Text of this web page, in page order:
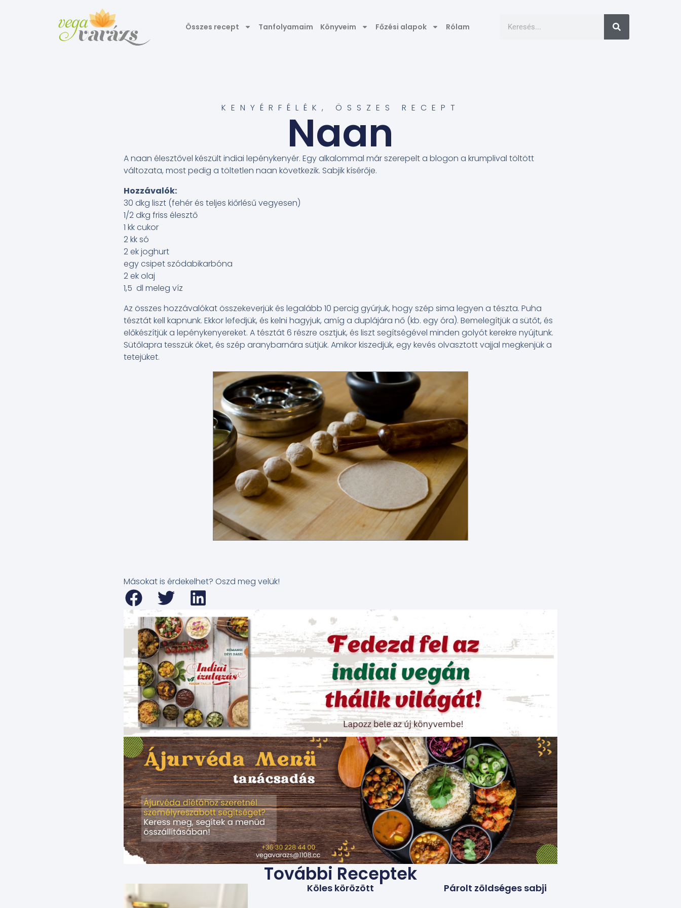
Összes recept Tanfolyamaim Könyveim Főzési alapok Rólam
KENYÉRFÉLÉK , ÖSSZES RECEPT
Naan
A naan élesztővel készült indiai lepénykenyér. Egy alkalommal már szerepelt a blogon a krumplival töltött
változata, most pedig a töltetlen naan következik. Sabjik kísérője.
Hozzávalók:
30 dkg liszt (fehér és teljes kiőrlésű vegyesen)
1/2 dkg friss élesztő
1 kk cukor
2 kk só
2 ek joghurt
egy csipet szódabikarbóna
2 ek olaj
1,5 dl meleg víz
Az összes hozzávalókat összekeverjük és legalább 10 percig gyúrjuk, hogy szép sima legyen a tészta. Puha
tésztát kell kapnunk. Ekkor lefedjük, és kelni hagyjuk, amíg a duplájára nő (kb. egy óra). Bemelegítjük a sütőt, és
előkészítjük a lepénykenyereket. A tésztát 6 részre osztjuk, és liszt segítségével minden golyót kerekre nyújtunk.
Sütőlapra tesszük őket, és szép aranybarnára sütjük. Amikor kiszedjük, egy kevés olvasztott vajjal megkenjük a
tetejüket.
Másokat is érdekelhet? Oszd meg velük!
További Receptek
Köles körözött Párolt zöldséges sabji